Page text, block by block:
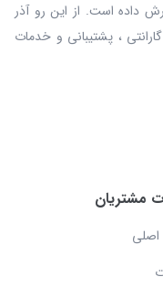
داده است. از این رو آذر
، پشتیبانی و خدمات
مشتریان